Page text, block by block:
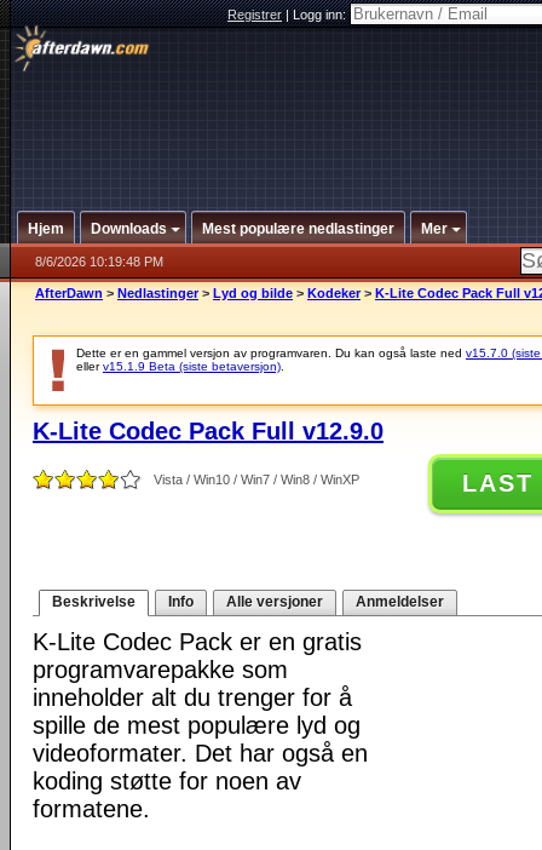
Registrer|Logg inn:
Hjem Downloads Mest populære nedlastinger Mer
8/6/2026 10:19:48 PM
AfterDawn > Nedlastinger > Lyd og bilde > Kodeker > K-Lite Codec Pack Full
Dette er en gammel versjon av programvaren. Du kan også laste ned v15.7.0
ellerv15.1.9 Beta (siste betaversjon)
K-Lite Codec Pack Full v12.9.0
Vista / Win10 / Win7 / Win8 / WinXP LAST
Beskrivelse Info Alle versjoner Anmeldelser
K-Lite Codec Pack er en gratis
programvarepakke som
inneholder alt du trenger for å
spille de mest populære lyd og
videoformater. Det har også en
koding støtte for noen av
formatene.